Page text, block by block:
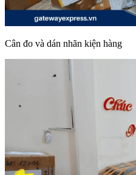
Cân đo và dán nhãn kiện hàng